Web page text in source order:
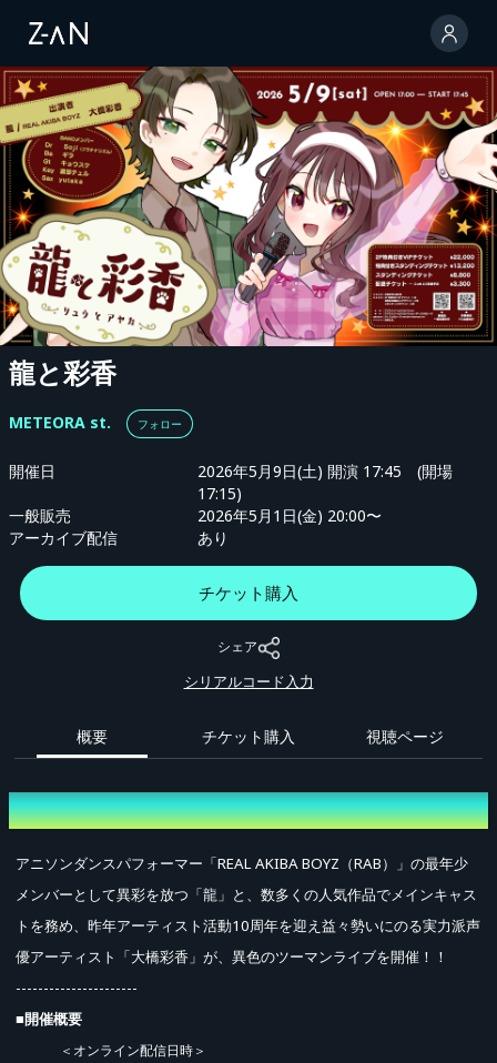
龍と彩香
METEORA st. フォロー
開催日
2026年5月9日(土) 開演 17:45 (開場
17:15)
一般販売
2026年5月1日(金) 20:00〜
アーカイブ配信
あり
チケット購入
シェア
シリアルコード入力
概要 チケット購入 視聴ページ
概要
アニソンダンスパフォーマー「REAL AKIBA BOYZ（RAB）」の最年少
メンバーとして異彩を放つ「龍」と、数多くの人気作品でメインキャス
トを務め、昨年アーティスト活動10周年を迎え益々勢いにのる実力派声
優アーティスト「大橋彩香」が、異色のツーマンライブを開催！！
----------------------
■開催概要
＜オンライン配信日時＞